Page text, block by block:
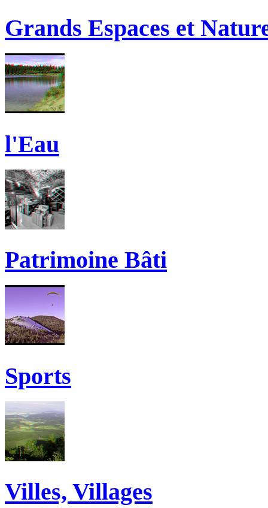
Grands Espaces et
l'Eau
Patrimoine Bâti
Sports
Villes, Villages